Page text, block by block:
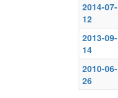
2014-07-
12
2013-09-
14
2010-06-
26